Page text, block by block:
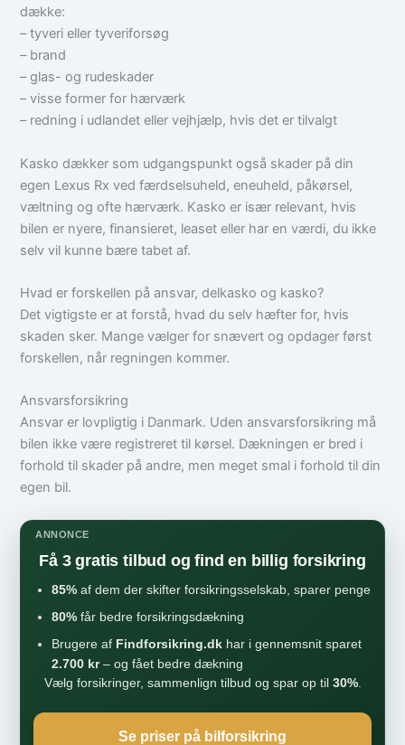
dække:
– tyveri eller tyveriforsøg
– brand
– glas- og rudeskader
– visse former for hærværk
– redning i udlandet eller vejhjælp, hvis det er tilvalgt
Kasko dækker som udgangspunkt også skader på din
egen Lexus Rx ved færdselsuheld, eneuheld, påkørsel,
væltning og ofte hærværk. Kasko er især relevant, hvis
bilen er nyere, finansieret, leaset eller har en værdi, du ikke
selv vil kunne bære tabet af.
Hvad er forskellen på ansvar, delkasko og kasko?
Det vigtigste er at forstå, hvad du selv hæfter for, hvis
skaden sker. Mange vælger for snævert og opdager først
forskellen, når regningen kommer.
Ansvarsforsikring
Ansvar er lovpligtig i Danmark. Uden ansvarsforsikring må
bilen ikke være registreret til kørsel. Dækningen er bred i
forhold til skader på andre, men meget smal i forhold til din
egen bil.
ANNONCE
Få 3 gratis tilbud og find en billig forsikring
85% af dem der skifter forsikringsselskab, sparer penge
80% får bedre forsikringsdækning
Brugere af Findforsikring.dk har i gennemsnit sparet
2.700 kr– og fået bedre dækning
Vælg forsikringer, sammenlign tilbud og spar op til 30%.
Se priser på bilforsikring